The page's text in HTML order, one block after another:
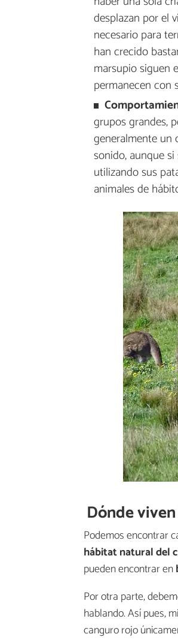
desplazan por el
necesario para
han crecido
marsupio siguen
permanecen con
grupos grandes,
generalmente un
sonido, aunque
utilizando sus
animales de
Dónde
Podemos encontrar
hábitat natural del
pueden encontrar en
Por otra parte,
hablando. Así pues,
canguro rojo